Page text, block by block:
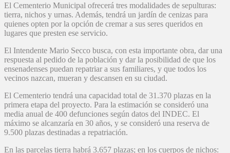
El Cementerio Municipal ofrecerá tres modalidades de sepulturas:
tierra, nichos y urnas. Además, tendrá un jardín de cenizas para
quienes opten por la opción de cremar a sus seres queridos en
lugares que presten ese servicio.
El Intendente Mario Secco busca, con esta importante obra, dar una
respuesta al pedido de la población y dar la posibilidad de que los
ensenadenses puedan repatriar a sus familiares, y que todos los
vecinos nazcan, mueran y descansen en su ciudad.
El Cementerio tendrá una capacidad total de 31.370 plazas en la
primera etapa del proyecto. Para la estimación se consideró una
media anual de 400 defunciones según datos del INDEC. El
máximo se alcanzaría en 30 años, y se consideró una reserva de
9.500 plazas destinadas a repatriación.
En las parcelas tierra habrá 3.657 plazas; en los cuerpos de nichos: